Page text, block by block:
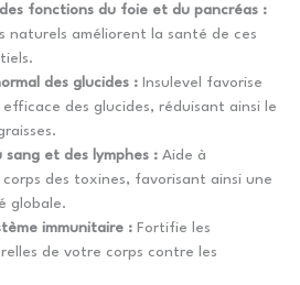
fonctions du foie et du pancréas :
naturels améliorent la santé de ces
des glucides : Insulevel favorise
des glucides, réduisant ainsi le
sang et des lymphes : Aide à
corps des toxines, favorisant ainsi une
globale.
immunitaire : Fortifie les
de votre corps contre les